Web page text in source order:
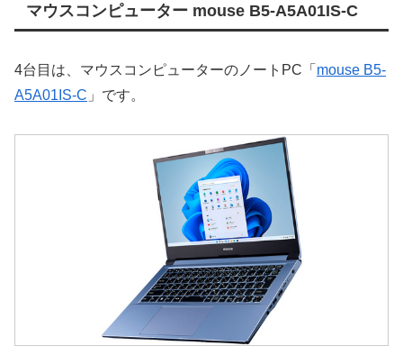
マウスコンピューター mouse B5-A5A01IS-C
4台目は、マウスコンピューターのノートPC「 mouse B5-
A5A01IS-C 」です。